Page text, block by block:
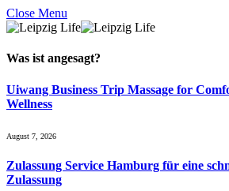
Close Menu
Was ist angesagt?
Uiwang Business Trip Massage for
Wellness
August 7, 2026
Zulassung Service Hamburg für eine
Zulassung